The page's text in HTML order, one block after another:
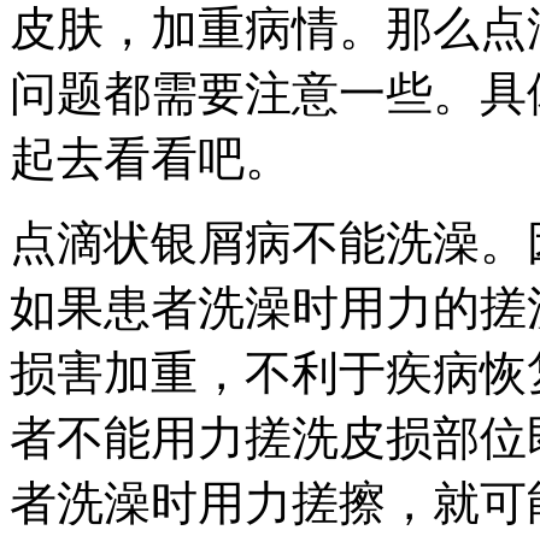
皮肤，加重病情。那么
问题都需要注意一些。
起去看看吧。
点滴状银屑病不能洗澡
如果患者洗澡时用力的
损害加重，不利于疾病
者不能用力搓洗皮损部
者洗澡时用力搓擦，就